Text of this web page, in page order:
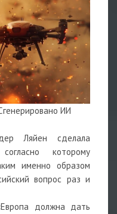
ИИ
Ляйен сделала
которому
именно образом
вопрос раз и
должна дать